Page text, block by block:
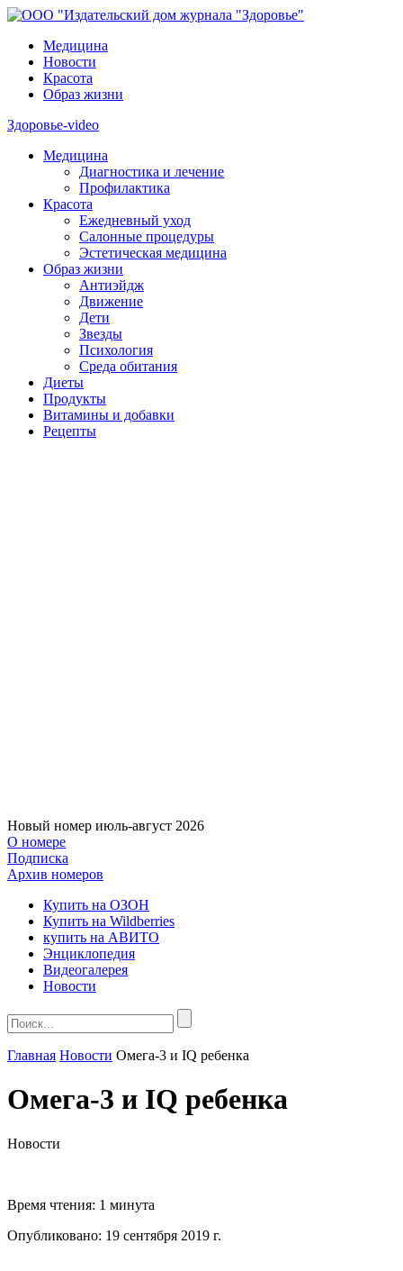
Медицина
Новости
Красота
Образ жизни
Здоровье-video
Медицина
Диагностика и лечение
Профилактика
Красота
Ежедневный уход
Салонные процедуры
Эстетическая медицина
Образ жизни
Антиэйдж
Движение
Дети
Звезды
Психология
Среда обитания
Диеты
Продукты
Витамины и добавки
Рецепты
Новый номер июль-август 2026
О номере
Подписка
Архив номеров
Купить на ОЗОН
Купить на Wildberries
купить на АВИТО
Энциклопедия
Видеогалерея
Новости
Главная Новости Омега-3 и IQ ребенка
Омега-3 и IQ ребенка
Новости
Время чтения: 1 минута
Опубликовано: 19 сентября 2019 г.